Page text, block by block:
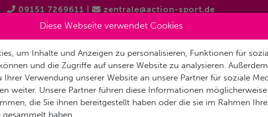
09151 7269611 zentrale@action-sport.de
TAUCHSHOPS TAUCHAUSBILDUNG GRUPPENREISEN NEWS
Diese Webseite verwendet Cookies
um Inhalte und Anzeigen zu personalisieren, Funktionen für
und die Zugriffe auf unsere Website zu analysieren.
Verwendung unserer Website an unsere Partner für soziale
weiter. Unsere Partner führen diese Informationen
die Sie ihnen bereitgestellt haben oder die sie im Rahmen
haben.